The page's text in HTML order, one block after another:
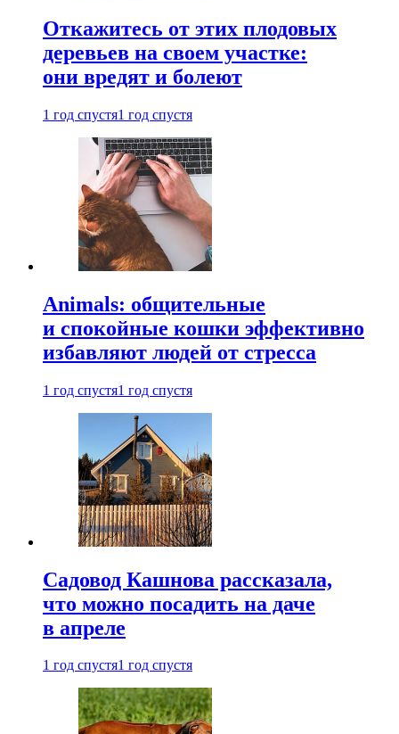
Откажитесь от этих плодовых
деревьев на своем участке:
они вредят и болеют
1 год спустя1 год спустя
Animals: общительные
и спокойные кошки эффективно
избавляют людей от стресса
1 год спустя1 год спустя
Садовод Кашнова рассказала,
что можно посадить на даче
в апреле
1 год спустя1 год спустя